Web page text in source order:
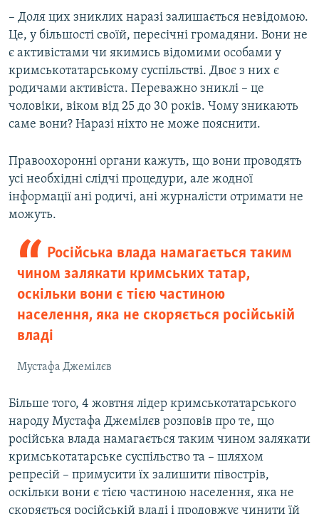
– Доля цих зниклих наразі залишається невідомою.
Це, у більшості своїй, пересічні громадяни. Вони не
є активістами чи якимись відомими особами у
кримськотатарському суспільстві. Двоє з них є
родичами активіста. Переважно зниклі – це
чоловіки, віком від 25 до 30 років. Чому зникають
саме вони? Наразі ніхто не може пояснити.
Правоохоронні органи кажуть, що вони проводять
усі необхідні слідчі процедури, але жодної
інформації ані родичі, ані журналісти отримати не
можуть.
Російська влада намагається таким
чином залякати кримських татар,
оскільки вони є тією частиною
населення, яка не скоряється російській
владі
Мустафа Джемілєв
Більше того, 4 жовтня лідер кримськотатарського
народу Мустафа Джемілєв розповів про те, що
російська влада намагається таким чином залякати
кримськотатарське суспільство та – шляхом
репресій – примусити їх залишити півострів,
оскільки вони є тією частиною населення, яка не
скоряється російській владі і продовжує чинити їй